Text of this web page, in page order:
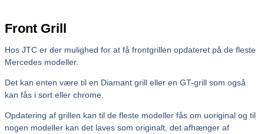
Front Grill
Hos JTC er der mulighed for at få frontgrillen opdateret på de fleste
Mercedes modeller.
Det kan enten være til en Diamant grill eller en GT-grill som også
kan fås i sort eller chrome.
Opdatering af grillen kan til de fleste modeller fås om uoriginal og til
nogen modeller kan det laves som originalt, det afhænger af